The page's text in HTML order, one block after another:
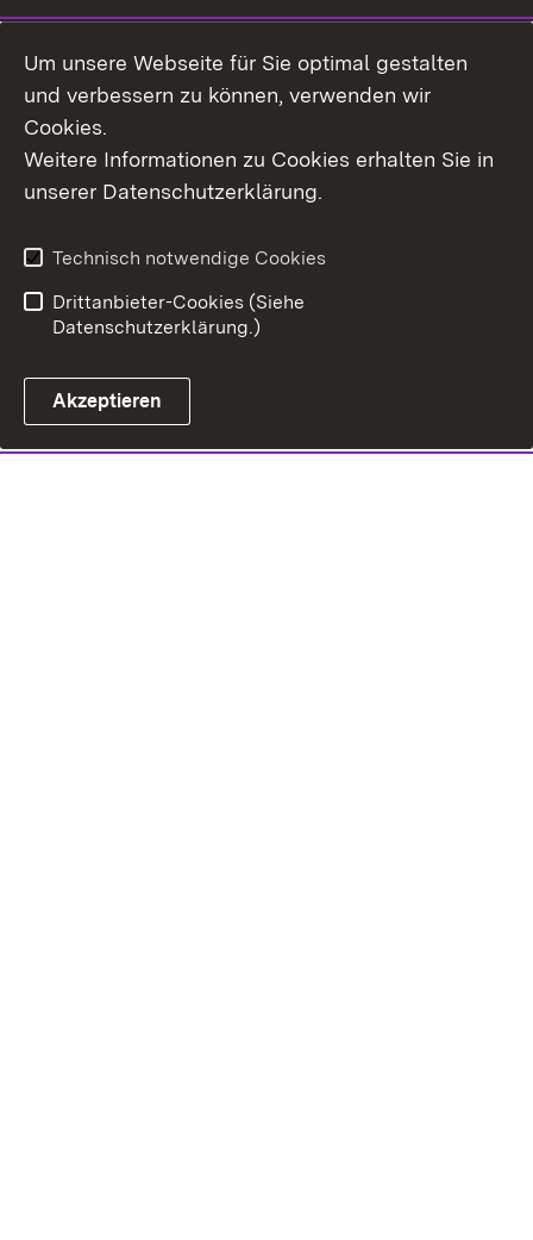
Um unsere Webseite für Sie optimal gestalten
und verbessern zu können, verwenden wir
Cookies.
Weitere Informationen zu Cookies erhalten Sie in
unserer Datenschutzerklärung.
Technisch notwendige Cookies
Drittanbieter-Cookies (Siehe
Datenschutzerklärung.)
Akzeptieren